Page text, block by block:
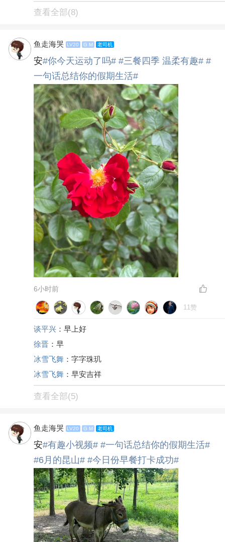
查看全部(8)
鱼走海哭 LV20 G M 老司机
安#你今天运动了吗# #三餐四季 温柔有趣# #
一句话总结你的假期生活#
6小时前
11赞
谈平兴 ：早上好
徐晋 ：早
冰雪飞舞 ：字字珠玑
冰雪飞舞 ：早安吉祥
查看全部(5)
鱼走海哭 LV20 G M 老司机
安#有趣小视频# #一句话总结你的假期生活#
#6月的昆山# #今日份早餐打卡成功#